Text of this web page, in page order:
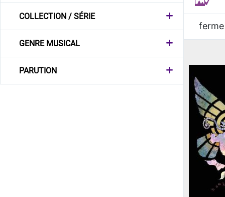
COLLECTION / SÉRIE
GENRE MUSICAL
PARUTION
ferme